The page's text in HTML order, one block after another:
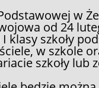
w
od 24
klasy szkoły
w szkole
szkoły lub